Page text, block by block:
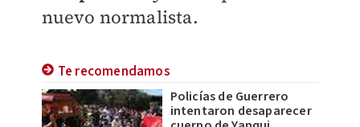
nuevo normalista.
Te recomendamos
Policías de Guerrero
intentaron desaparecer